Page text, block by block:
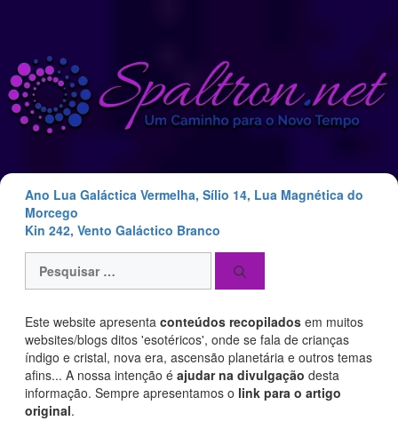
conteúdo
Ano Lua Galáctica Vermelha, Sílio 14, Lua Magnética do
Morcego
Kin 242, Vento Galáctico Branco
por:
Este website apresenta conteúdos recopilados em muitos
websites/blogs ditos 'esotéricos', onde se fala de crianças
índigo e cristal, nova era, ascensão planetária e outros temas
afins... A nossa intenção é ajudar na divulgação desta
informação. Sempre apresentamos o link para o artigo
original.